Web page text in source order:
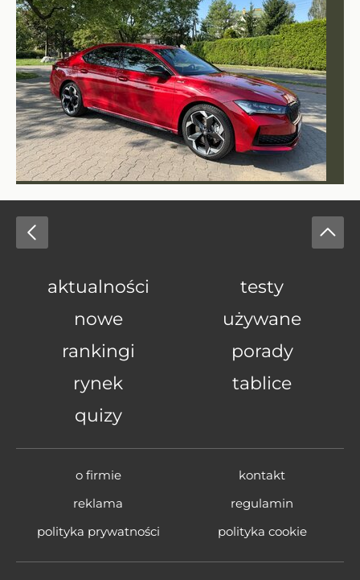
aktualności
testy
nowe
używane
rankingi
porady
rynek
tablice
quizy
o firmie
kontakt
reklama
regulamin
polityka prywatności
polityka cookie